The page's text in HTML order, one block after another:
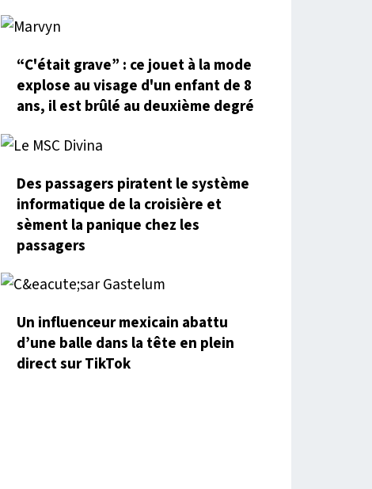
“C'était grave” : ce jouet à la mode
explose au visage d'un enfant de 8
ans, il est brûlé au deuxième degré
Des passagers piratent le système
informatique de la croisière et
sèment la panique chez les
passagers
Un influenceur mexicain abattu
d’une balle dans la tête en plein
direct sur TikTok